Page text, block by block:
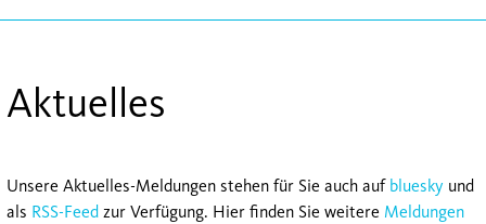
Aktuelles
Unsere Aktuelles-Meldungen stehen für Sie auch auf bluesky und
als RSS-Feed zur Verfügung. Hier finden Sie weitere Meldungen